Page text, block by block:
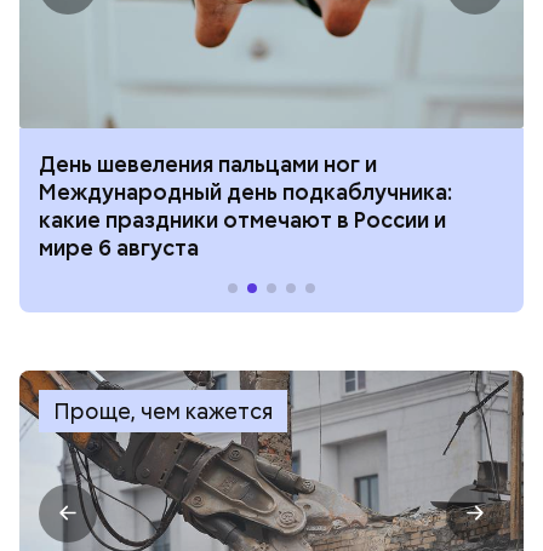
День шевеления пальцами ног и
Международный день подкаблучника:
какие праздники отмечают в России и
мире 6 августа
Проще, чем кажется